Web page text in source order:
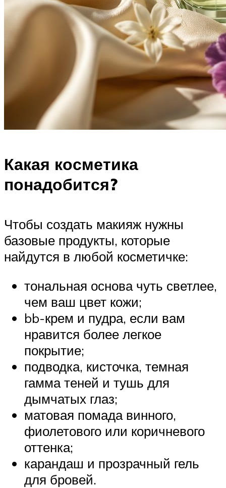
Какая косметика
понадобится?
Чтобы создать макияж нужны
базовые продукты, которые
найдутся в любой косметичке:
тональная основа чуть светлее,
чем ваш цвет кожи;
bb-крем и пудра, если вам
нравится более легкое
покрытие;
подводка, кисточка, темная
гамма теней и тушь для
дымчатых глаз;
матовая помада винного,
фиолетового или коричневого
оттенка;
карандаш и прозрачный гель
для бровей.